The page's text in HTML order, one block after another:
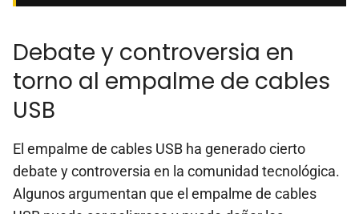
Debate y controversia en
torno al empalme de cables
USB
El empalme de cables USB ha generado cierto
debate y controversia en la comunidad tecnológica.
Algunos argumentan que el empalme de cables